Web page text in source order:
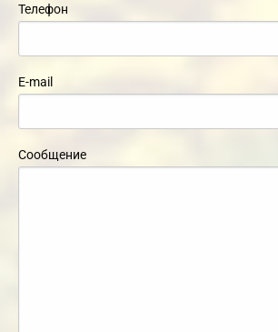
Телефон
E-mail
Сообщение